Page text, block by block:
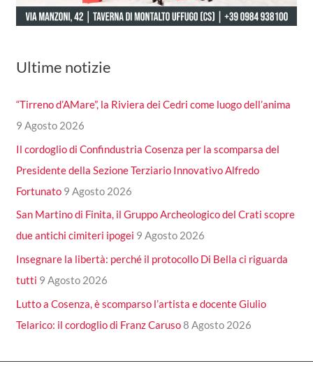
Ultime notizie
“Tirreno d’AMare”, la Riviera dei Cedri come luogo dell’anima
9 Agosto 2026
Il cordoglio di Confindustria Cosenza per la scomparsa del
Presidente della Sezione Terziario Innovativo Alfredo
Fortunato 9 Agosto 2026
San Martino di Finita, il Gruppo Archeologico del Crati scopre
due antichi cimiteri ipogei 9 Agosto 2026
Insegnare la libertà: perché il protocollo Di Bella ci riguarda
tutti 9 Agosto 2026
Lutto a Cosenza, è scomparso l’artista e docente Giulio
Telarico: il cordoglio di Franz Caruso8 Agosto 2026